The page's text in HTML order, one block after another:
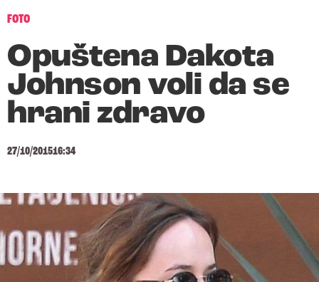
FOTO
Opuštena Dakota
Johnson voli da se
hrani zdravo
27/10/201516:34